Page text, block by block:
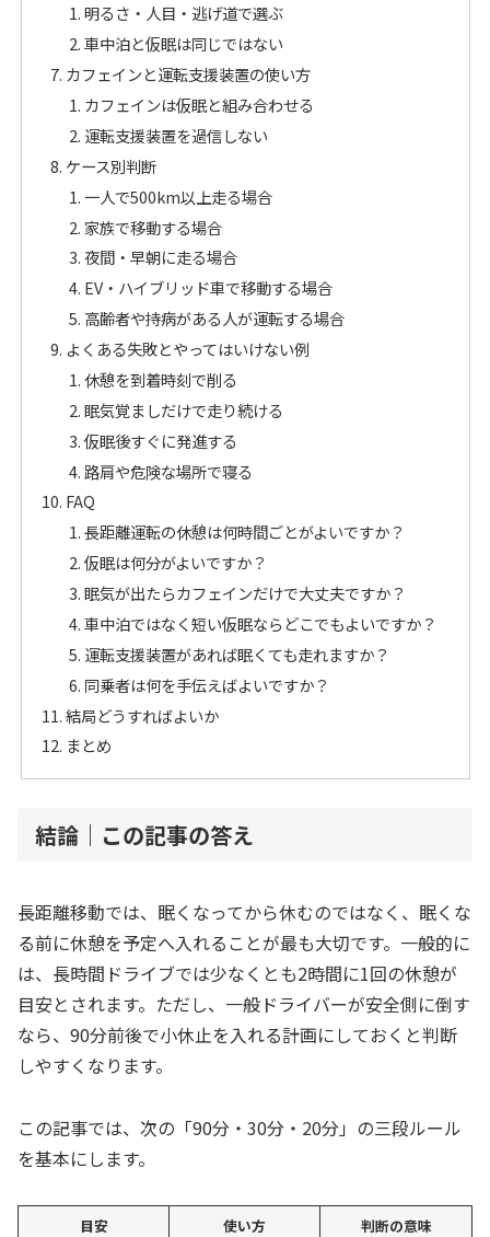
明るさ・人目・逃げ道で選ぶ
車中泊と仮眠は同じではない
カフェインと運転支援装置の使い方
カフェインは仮眠と組み合わせる
運転支援装置を過信しない
ケース別判断
一人で500km以上走る場合
家族で移動する場合
夜間・早朝に走る場合
EV・ハイブリッド車で移動する場合
高齢者や持病がある人が運転する場合
よくある失敗とやってはいけない例
休憩を到着時刻で削る
眠気覚ましだけで走り続ける
仮眠後すぐに発進する
路肩や危険な場所で寝る
FAQ
長距離運転の休憩は何時間ごとがよいですか？
仮眠は何分がよいですか？
眠気が出たらカフェインだけで大丈夫ですか？
車中泊ではなく短い仮眠ならどこでもよいですか？
運転支援装置があれば眠くても走れますか？
同乗者は何を手伝えばよいですか？
結局どうすればよいか
まとめ
結論｜この記事の答え
長距離移動では、眠くなってから休むのではなく、眠くな
る前に休憩を予定へ入れることが最も大切です。一般的に
は、長時間ドライブでは少なくとも2時間に1回の休憩が
目安とされます。ただし、一般ドライバーが安全側に倒す
なら、90分前後で小休止を入れる計画にしておくと判断
しやすくなります。
この記事では、次の「90分・30分・20分」の三段ルール
を基本にします。
目安 使い方
判断の意味